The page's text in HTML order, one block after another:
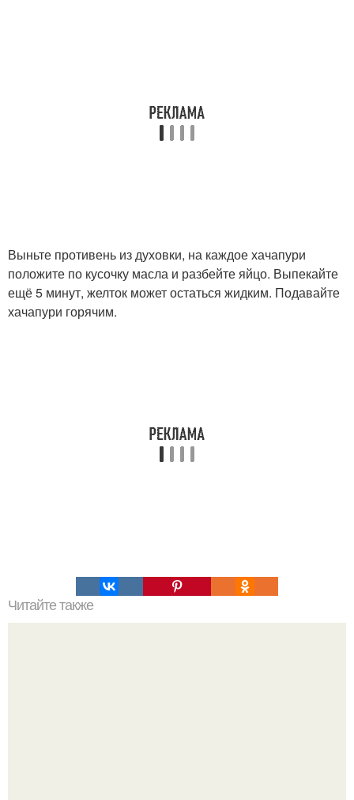
Выньте противень из духовки, на каждое хачапури
положите по кусочку масла и разбейте яйцо. Выпекайте
ещё 5 минут, желток может остаться жидким. Подавайте
хачапури горячим.
Читайте также